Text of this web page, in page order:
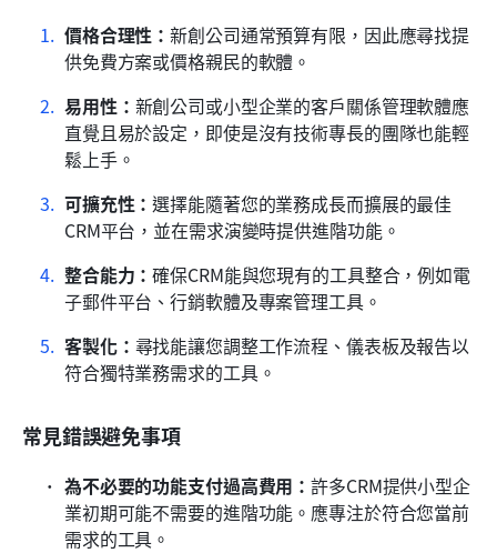
價格合理性：新創公司通常預算有限，因此應尋找提
供免費方案或價格親民的軟體。
易用性： 新創公司或小型企業的客戶關係管理軟體應
直覺且易於設定，即使是沒有技術專長的團隊也能輕
鬆上手。
可擴充性：選擇能隨著您的業務成長而擴展的最佳
CRM平台，並在需求演變時提供進階功能。
整合能力：確保CRM能與您現有的工具整合，例如電
子郵件平台、行銷軟體及專案管理工具。
客製化： 尋找能讓您調整工作流程、儀表板及報告以
符合獨特業務需求的工具。
常見錯誤避免事項
為不必要的功能支付過高費用：許多CRM提供小型企
業初期可能不需要的進階功能。應專注於符合您當前
需求的工具。